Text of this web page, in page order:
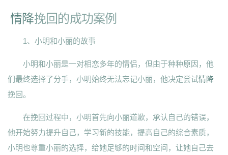
情降挽回的成功案例
1、小明和小丽的故事
小明和小丽是一对相恋多年的情侣，但由于种种原因，他
们最终选择了分手，小明始终无法忘记小丽，他决定尝试情降
挽回。
在挽回过程中，小明首先向小丽道歉，承认自己的错误，
他开始努力提升自己，学习新的技能，提高自己的综合素质，
小明也尊重小丽的选择，给她足够的时间和空间，让她自己去